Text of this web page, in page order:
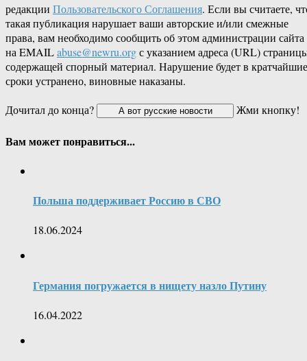
редакции Пользовательского Соглашения. Если вы считаете,
такая публикация нарушает ваши авторские и/или смежные
права, вам необходимо сообщить об этом администрации сайта
на EMAILabuse@newru.orgс указанием адреса (URL)
содержащей спорный материал. Нарушение будет в кратчайшие
сроки устранено, виновные наказаны.
Дочитал до конца?
Жми кнопку!
Вам может понравиться...
Польша поддерживает Россию в СВО
18.06.2024
Германия погружается в нищету назло Путину
16.04.2022